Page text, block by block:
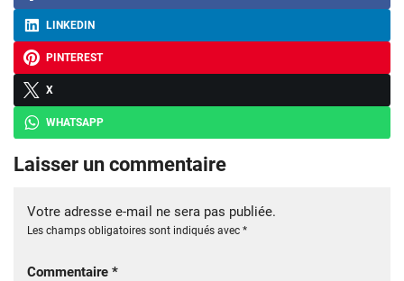
LINKEDIN
PINTEREST
X
WHATSAPP
Laisser un commentaire
Votre adresse e-mail ne sera pas publiée.
Les champs obligatoires sont indiqués avec *
Commentaire *